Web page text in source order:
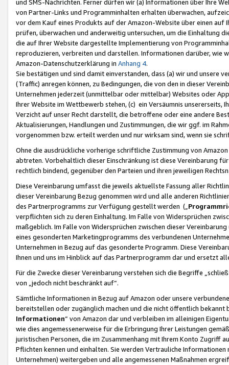
und SMS-Nachrichten. Ferner dürfen wir (a) Informationen über Ihre
von Partner-Links und Programminhalten erhalten überwachen,
vor dem Kauf eines Produkts auf der Amazon-Website über einen
prüfen, überwachen und anderweitig untersuchen, um die Einhaltung
die auf Ihrer Website dargestellte Implementierung von
reproduzieren, verbreiten und darstellen. Informationen darüber, wie
Amazon-Datenschutzerklärung in Anhang 4.
Sie bestätigen und sind damit einverstanden, dass (a) wir und
(Traffic) anregen können, zu Bedingungen, die von den in dieser
Unternehmen jederzeit (unmittelbar oder mittelbar) Websites oder
Ihrer Website im Wettbewerb stehen, (c) ein Versäumnis unsererseits,
Verzicht auf unser Recht darstellt, die betroffene oder eine andere
Aktualisierungen, Handlungen und Zustimmungen, die wir ggf. im
vorgenommen bzw. erteilt werden und nur wirksam sind, wenn sie
Ohne die ausdrückliche vorherige schriftliche Zustimmung von
abtreten. Vorbehaltlich dieser Einschränkung ist diese Vereinbarung
rechtlich bindend, gegenüber den Parteien und ihren jeweiligen
Diese Vereinbarung umfasst die jeweils aktuellste Fassung aller
dieser Vereinbarung Bezug genommen wird und alle anderen
des Partnerprogramms zur Verfügung gestellt werden („
verpflichten sich zu deren Einhaltung. Im Falle von Widersprüchen
maßgeblich. Im Falle von Widersprüchen zwischen dieser
eines gesonderten Marketingprogramms des verbundenen
Unternehmen in Bezug auf das gesonderte Programm. Diese
Ihnen und uns im Hinblick auf das Partnerprogramm dar und ersetzt
Für die Zwecke dieser Vereinbarung verstehen sich die Begriffe
von „jedoch nicht beschränkt auf“.
Sämtliche Informationen in Bezug auf Amazon oder unsere
bereitstellen oder zugänglich machen und die nicht öffentlich
Informationen“ von Amazon dar und verbleiben im alleinigen
wie dies angemessenerweise für die Erbringung Ihrer Leistungen
juristischen Personen, die im Zusammenhang mit Ihrem Konto
Pflichten kennen und einhalten. Sie werden Vertrauliche
Unternehmen) weitergeben und alle angemessenen Maßnahmen